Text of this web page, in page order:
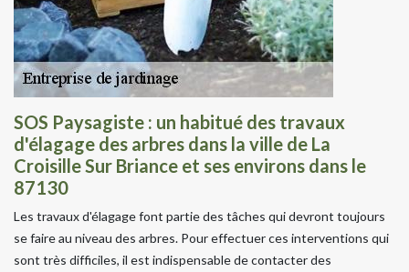
SOS Paysagiste : un habitué des travaux
d'élagage des arbres dans la ville de La
Croisille Sur Briance et ses environs dans le
87130
Les travaux d'élagage font partie des tâches qui devront toujours
se faire au niveau des arbres. Pour effectuer ces interventions qui
sont très difficiles, il est indispensable de contacter des